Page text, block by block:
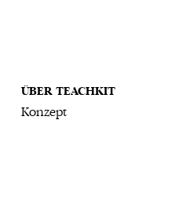
ÜBER TEACHKIT
Konzept